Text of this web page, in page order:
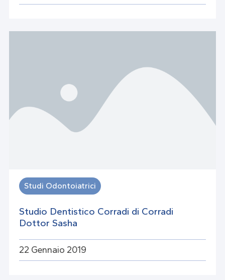
Studi Odontoiatrici
Studio Dentistico Corradi di Corradi
Dottor Sasha
22 Gennaio 2019